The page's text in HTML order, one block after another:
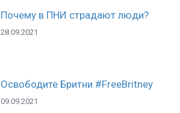
Почему в ПНИ страдают люди?
28.09.2021
Освободите Бритни #FreeBritney
09.09.2021